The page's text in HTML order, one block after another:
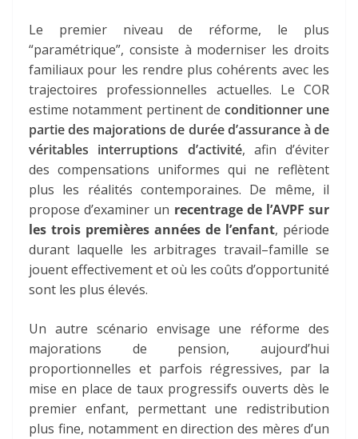
Le premier niveau de réforme, le plus
“paramétrique”, consiste à moderniser les droits
familiaux pour les rendre plus cohérents avec les
trajectoires professionnelles actuelles. Le COR
estime notamment pertinent de conditionner une
partie des majorations de durée d’assurance à de
véritables interruptions d’activité, afin d’éviter
des compensations uniformes qui ne reflètent
plus les réalités contemporaines. De même, il
propose d’examiner un recentrage de l’AVPF sur
les trois premières années de l’enfant, période
durant laquelle les arbitrages travail–famille se
jouent effectivement et où les coûts d’opportunité
sont les plus élevés.
Un autre scénario envisage une réforme des
majorations de pension, aujourd’hui
proportionnelles et parfois régressives, par la
mise en place de taux progressifs ouverts dès le
premier enfant, permettant une redistribution
plus fine, notamment en direction des mères d’un